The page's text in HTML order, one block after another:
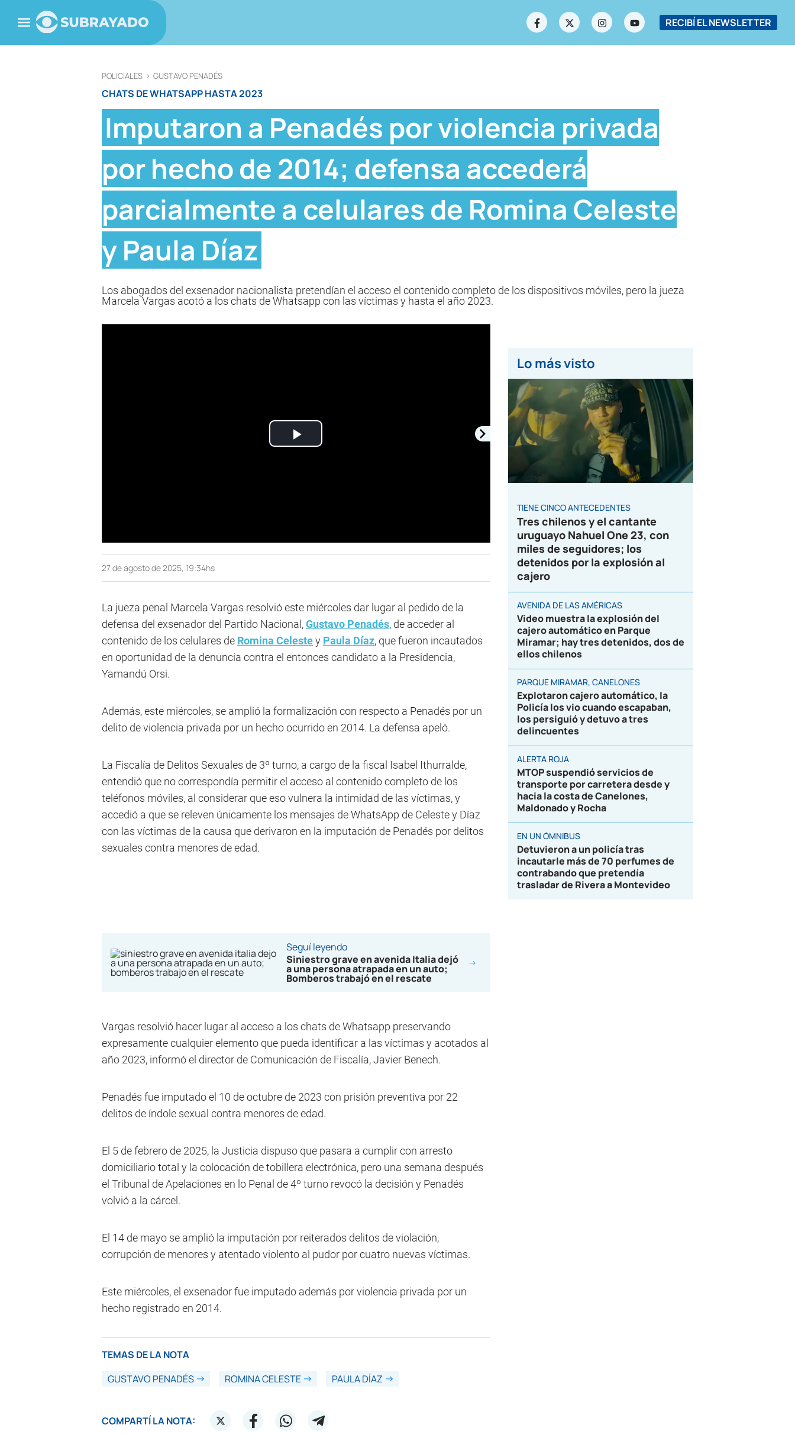
RECIBÍ EL NEWSLETTER
POLICIALES > GUSTAVO PENADÉS
CHATS DE WHATSAPP HASTA 2023
Imputaron a Penadés por violencia privada
por hecho de 2014; defensa accederá
parcialmente a celulares de Romina Celeste
y Paula Díaz
Los abogados del exsenador nacionalista pretendían el acceso el contenido completo de los dispositivos móviles, pero la jueza
Marcela Vargas acotó a los chats de Whatsapp con las víctimas y hasta el año 2023.
Play
27 de agosto de 2025, 19:34hs
La jueza penal Marcela Vargas resolvió este miércoles dar lugar al pedido de la
defensa del exsenador del Partido Nacional,Gustavo Penadés, de acceder al
contenido de los celulares de Romina Celestey Paula Díaz, que fueron incautados
en oportunidad de la denuncia contra el entonces candidato a la Presidencia,
Yamandú Orsi.
Además, este miércoles, se amplió la formalización con respecto a Penadés por un
delito de violencia privada por un hecho ocurrido en 2014. La defensa apeló.
La Fiscalía de Delitos Sexuales de 3º turno, a cargo de la fiscal Isabel Ithurralde,
entendió que no correspondía permitir el acceso al contenido completo de los
teléfonos móviles, al considerar que eso vulnera la intimidad de las víctimas, y
accedió a que se releven únicamente los mensajes de WhatsApp de Celeste y Díaz
con las víctimas de la causa que derivaron en la imputación de Penadés por delitos
sexuales contra menores de edad.
Seguí leyendo
Siniestro grave en avenida Italia dejó
a una persona atrapada en un auto;
Bomberos trabajó en el rescate
Vargas resolvió hacer lugar al acceso a los chats de Whatsapp preservando
expresamente cualquier elemento que pueda identificar a las víctimas y acotados al
año 2023, informó el director de Comunicación de Fiscalía, Javier Benech.
Penadés fue imputado el 10 de octubre de 2023 con prisión preventiva por 22
delitos de índole sexual contra menores de edad.
El 5 de febrero de 2025, la Justicia dispuso que pasara a cumplir con arresto
domiciliario total y la colocación de tobillera electrónica, pero una semana después
el Tribunal de Apelaciones en lo Penal de 4º turno revocó la decisión y Penadés
volvió a la cárcel.
El 14 de mayo se amplió la imputación por reiterados delitos de violación,
corrupción de menores y atentado violento al pudor por cuatro nuevas víctimas.
Este miércoles, el exsenador fue imputado además por violencia privada por un
hecho registrado en 2014.
TEMAS DE LA NOTA
GUSTAVO PENADÉS
ROMINA CELESTE PAULA DÍAZ
COMPARTÍ LA NOTA:
Lo más visto
TIENE CINCO ANTECEDENTES
Tres chilenos y el cantante
uruguayo Nahuel One 23, con
miles de seguidores; los
detenidos por la explosión al
cajero
AVENIDA DE LAS AMÉRICAS
Video muestra la explosión del
cajero automático en Parque
Miramar; hay tres detenidos, dos de
ellos chilenos
PARQUE MIRAMAR, CANELONES
Explotaron cajero automático, la
Policía los vio cuando escapaban,
los persiguió y detuvo a tres
delincuentes
ALERTA ROJA
MTOP suspendió servicios de
transporte por carretera desde y
hacia la costa de Canelones,
Maldonado y Rocha
EN UN ÓMNIBUS
Detuvieron a un policía tras
incautarle más de 70 perfumes de
contrabando que pretendía
trasladar de Rivera a Montevideo